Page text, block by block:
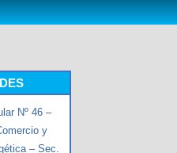
Nº 46 –
y
– Sec.